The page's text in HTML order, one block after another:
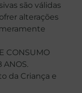
são válidas
alterações
CONSUMO
ANOS.
da Criança e